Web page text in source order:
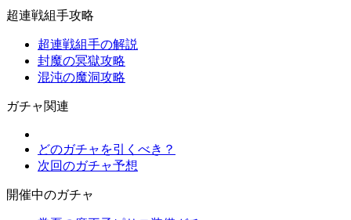
超連戦組手攻略
超連戦組手の解説
封魔の冥獄攻略
混沌の魔洞攻略
ガチャ関連
どのガチャを引くべき？
次回のガチャ予想
開催中のガチャ